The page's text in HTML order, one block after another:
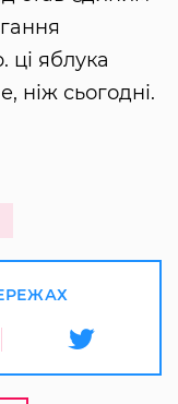
ці яблука
ніж сьогодні.